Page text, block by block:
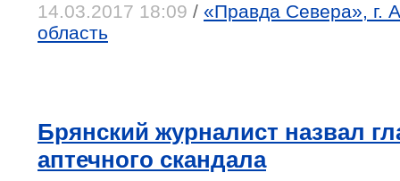
14.03.2017 18:09 / «Правда Севера», г.
область
Брянский журналист назвал
аптечного скандала